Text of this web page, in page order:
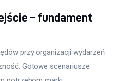
– fundament
przy organizacji wydarzeń
Gotowe scenariusze